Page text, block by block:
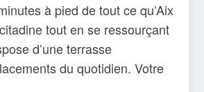
à pied de tout ce qu’Aix
tout en se ressourçant
d’une terrasse
du quotidien. Votre